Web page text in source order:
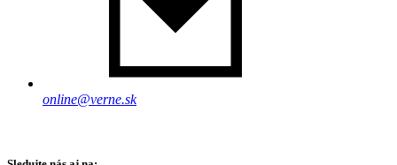
online@verne.sk